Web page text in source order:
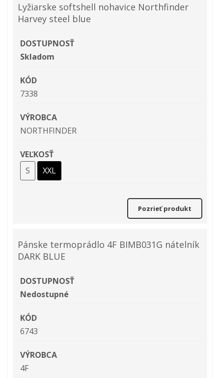
Lyžiarske softshell nohavice Northfinder
Harvey steel blue
DOSTUPNOSŤ
Skladom
KÓD
7338
VÝROBCA
NORTHFINDER
VEĽKOSŤ
S
XXL
Pozrieť produkt
Pánske termoprádlo 4F BIMB031G nátelník
DARK BLUE
DOSTUPNOSŤ
Nedostupné
KÓD
6743
VÝROBCA
4F